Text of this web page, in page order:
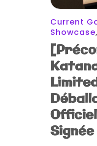
Current
Showcase,
Signée